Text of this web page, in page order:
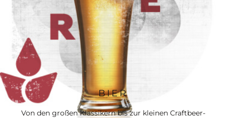
BIER
Von den großen Klassikern bis zur kleinen Craftbeer-